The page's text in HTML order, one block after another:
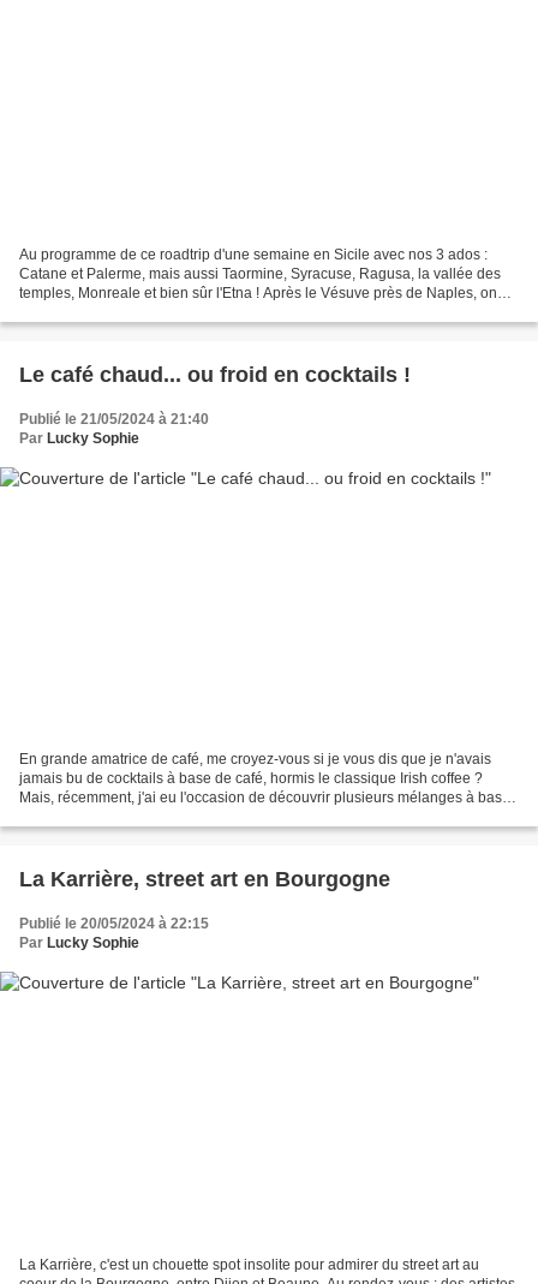
Au programme de ce roadtrip d'une semaine en Sicile avec nos 3 ados :
Catane et Palerme, mais aussi Taormine, Syracuse, Ragusa, la vallée des
temples, Monreale et bien sûr l'Etna ! Après le Vésuve près de Naples, on
Le café chaud... ou froid en cocktails !
Publié le 21/05/2024 à 21:40
Par Lucky Sophie
En grande amatrice de café, me croyez-vous si je vous dis que je n'avais
jamais bu de cocktails à base de café, hormis le classique Irish coffee ?
Mais, récemment, j'ai eu l'occasion de découvrir plusieurs mélanges à base
La Karrière, street art en Bourgogne
Publié le 20/05/2024 à 22:15
Par Lucky Sophie
La Karrière, c'est un chouette spot insolite pour admirer du street art au